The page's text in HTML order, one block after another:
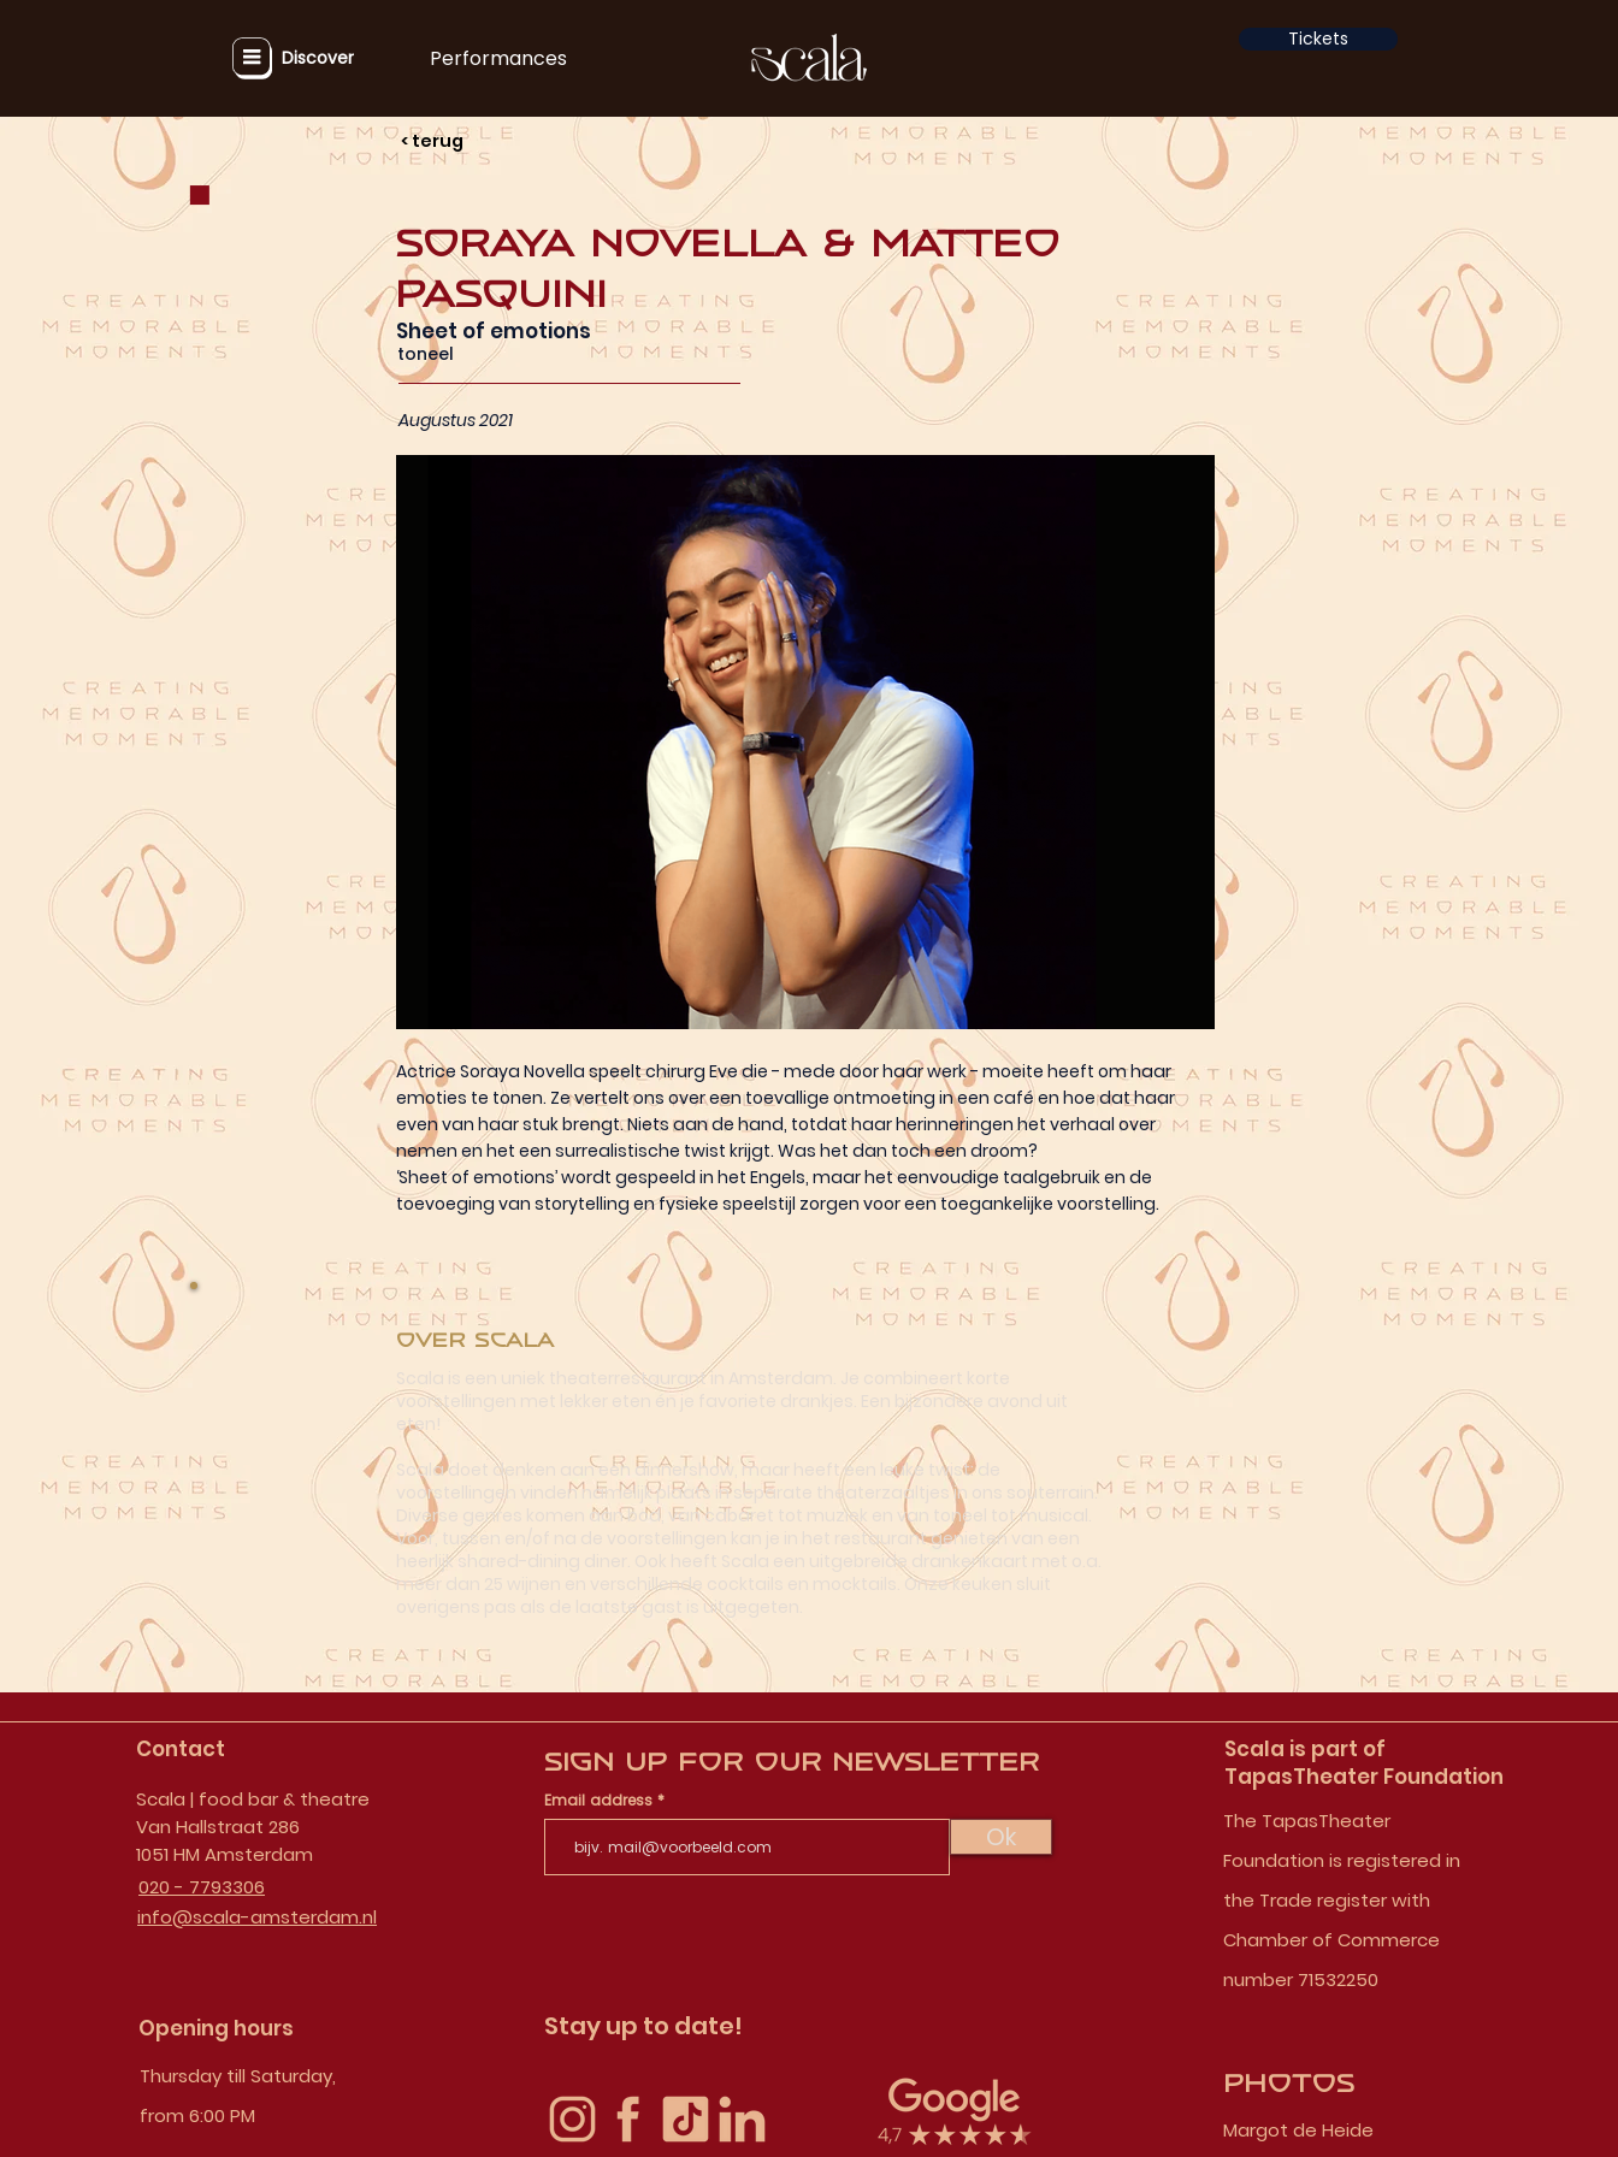
Discover Performances
Tickets
< terug
toneel
Soraya Novella & Matteo
Pasquini
Sheet of emotions
Augustus 2021
Actrice Soraya Novella speelt chirurg Eve die - mede door haar werk - moeite heeft om haar
emoties te tonen. Ze vertelt ons over een toevallige ontmoeting in een café en hoe dat haar
even van haar stuk brengt. Niets aan de hand, totdat haar herinneringen het verhaal over
nemen en het een surrealistische twist krijgt. Was het dan toch een droom?
‘Sheet of emotions’ wordt gespeeld in het Engels, maar het eenvoudige taalgebruik en de
toevoeging van storytelling en fysieke speelstijl zorgen voor een toegankelijke voorstelling.
Over Scala
Scala is een uniek theaterrestaurant in Amsterdam. Je combineert korte
voorstellingen met lekker eten én je favoriete drankjes. Een bijzondere avond uit
eten!
Scala doet denken aan een dinnershow, maar heeft een leuke twist: de
voorstellingen vinden namelijk plaats in separate theaterzaaltjes in ons souterrain.
Diverse genres komen aan bod, van cabaret tot muziek en van toneel tot musical.
Voor, tussen en/of na de voorstellingen kan je in het restaurant genieten van een
heerlijk shared-dining diner. Ook heeft Scala een uitgebreide drankenkaart met o.a.
meer dan 25 wijnen en verschillende cocktails en mocktails. Onze keuken sluit
overigens pas als de laatste gast is uitgegeten.
Contact
Scala | food bar & theatre
Van Hallstraat 286
1051 HM Amsterdam
020 - 7793306
info@scala-amsterdam.nl
Opening hours
Thursday till Saturday,
from 6:00 PM
Sign up for our newsletter
Email address
Ok
Stay up to date!
Scala is part of
TapasTheater Foundation
The TapasTheater
Foundation is registered in
the Trade register with
Chamber of Commerce
number 71532250
Photos
Margot de Heide